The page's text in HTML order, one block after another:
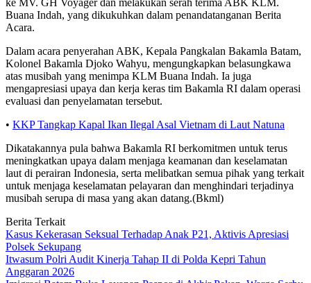
ke MV. GH Voyager dan melakukan serah terima ABK KLM.
Buana Indah, yang dikukuhkan dalam penandatanganan Berita
Acara.
Dalam acara penyerahan ABK, Kepala Pangkalan Bakamla Batam,
Kolonel Bakamla Djoko Wahyu, mengungkapkan belasungkawa
atas musibah yang menimpa KLM Buana Indah. Ia juga
mengapresiasi upaya dan kerja keras tim Bakamla RI dalam operasi
evaluasi dan penyelamatan tersebut.
• KKP Tangkap Kapal Ikan Ilegal Asal Vietnam di Laut Natuna
Dikatakannya pula bahwa Bakamla RI berkomitmen untuk terus
meningkatkan upaya dalam menjaga keamanan dan keselamatan
laut di perairan Indonesia, serta melibatkan semua pihak yang terkait
untuk menjaga keselamatan pelayaran dan menghindari terjadinya
musibah serupa di masa yang akan datang.(Bkml)
Berita Terkait
Kasus Kekerasan Seksual Terhadap Anak P21, Aktivis Apresiasi
Polsek Sekupang
Itwasum Polri Audit Kinerja Tahap II di Polda Kepri Tahun
Anggaran 2026